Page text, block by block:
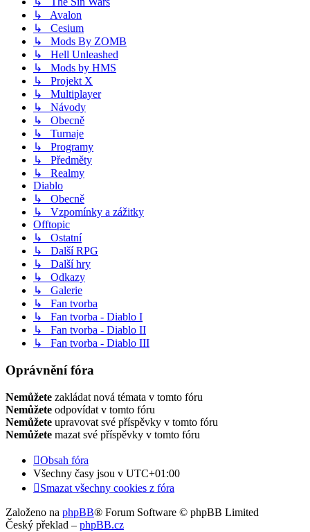
↳ Avalon
↳ Cesium
↳ Mods By ZOMB
↳ Hell Unleashed
↳ Mods by HMS
↳ Projekt X
↳ Multiplayer
↳ Návody
↳ Obecně
↳ Turnaje
↳ Programy
↳ Předměty
↳ Realmy
Diablo
↳ Obecně
↳ Vzpomínky a zážitky
Offtopic
↳ Ostatní
↳ Další RPG
↳ Další hry
↳ Odkazy
↳ Galerie
↳ Fan tvorba
↳ Fan tvorba - Diablo I
↳ Fan tvorba - Diablo II
↳ Fan tvorba - Diablo III
Oprávnění fóra
Nemůžete zakládat nová témata v tomto fóru
Nemůžete odpovídat v tomto fóru
Nemůžete upravovat své příspěvky v tomto fóru
Nemůžete mazat své příspěvky v tomto fóru
Obsah fóra
Všechny časy jsou v UTC+01:00
Smazat všechny cookies z fóra
Založeno na phpBB® Forum Software © phpBB Limited
Český překlad – phpBB.cz